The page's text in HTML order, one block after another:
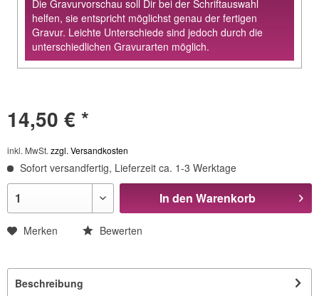
Die Gravurvorschau soll Dir bei der Schriftauswahl
helfen, sie entspricht möglichst genau der fertigen
Gravur. Leichte Unterschiede sind jedoch durch die
unterschiedlichen Gravurarten möglich.
14,50 € *
inkl. MwSt. zzgl. Versandkosten
Sofort versandfertig, Lieferzeit ca. 1-3 Werktage
In den Warenkorb
Merken Bewerten
Beschreibung